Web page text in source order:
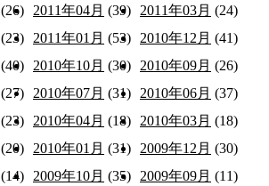
(26) 2011年04月 (39) 2011年03月 (24)
(23) 2011年01月 (53) 2010年12月 (41)
(40) 2010年10月 (30) 2010年09月 (26)
(27) 2010年07月 (31) 2010年06月 (37)
(23) 2010年04月 (18) 2010年03月 (18)
(20) 2010年01月 (31) 2009年12月 (30)
(14) 2009年10月 (35) 2009年09月 (11)